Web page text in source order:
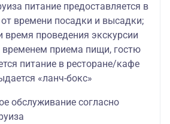
питание предоставляется в
времени посадки и высадки;
время проведения экскурсии
временем приема пищи, гостю
питание в ресторане/кафе
«ланч-бокс»
обслуживание согласно